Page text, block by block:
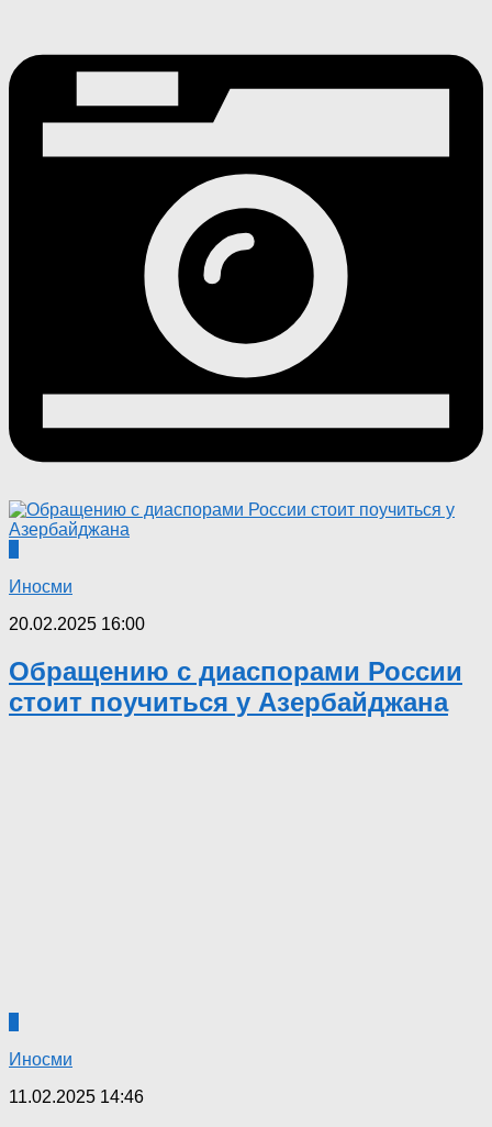
Иносми
20.02.2025 16:00
Обращению с диаспорами России
стоит поучиться у Азербайджана
Иносми
11.02.2025 14:46